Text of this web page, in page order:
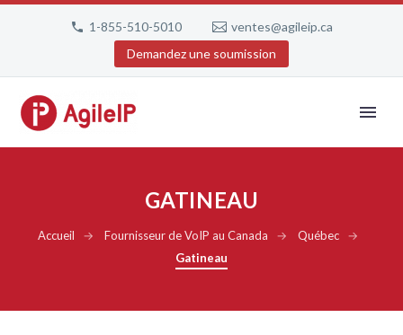
1-855-510-5010
ventes@agileip.ca
Demandez une soumission
GATINEAU
Accueil → Fournisseur de VoIP au Canada → Québec
→
Gatineau